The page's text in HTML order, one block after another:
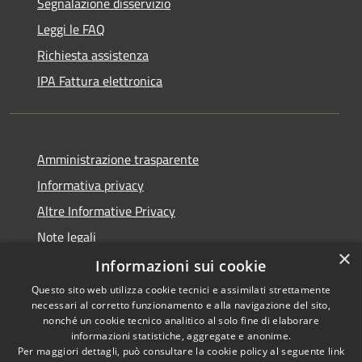
Leggi le FAQ
Richiesta assistenza
IPA Fattura elettronica
Amministrazione trasparente
Informativa privacy
Altre Informative Privacy
Note legali
Dichiarazione di accessibilità
RSS
Copyright © 2026 • Comune di
×
Informazioni sui cookie
Questo sito web utilizza cookie tecnici e assimilati strettamente
necessari al corretto funzionamento e alla navigazione del sito,
nonché un cookie tecnico analitico al solo fine di elaborare
informazioni statistiche, aggregate e anonime.
Per maggiori dettagli, può consultare la cookie policy al seguente link